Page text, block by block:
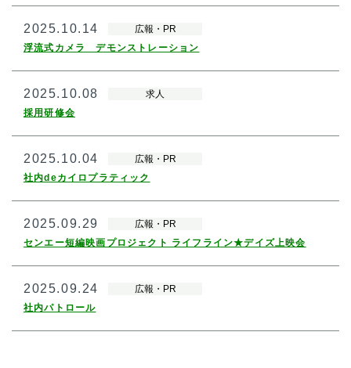
2025.10.14
広報・PR
浮流式カメラ デモンストレーション
2025.10.08
求人
採用研修会
2025.10.04
広報・PR
社内deカイロプラティック
2025.09.29
広報・PR
センエー短編映画プロジェクト ライフライン★デイズ上映会
2025.09.24
広報・PR
社内パトロール